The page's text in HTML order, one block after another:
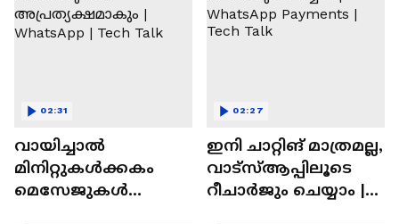
വായിച്ചാൽ
മിനിറ്റുകൾക്കകം
മെസേജുകള്‍
02:31
ഇനി ചാറ്റിങ് മാത്രമല്ല,
വാട്‌സ്‌ആപ്പിലൂടെ
റീചാർജും ചെയ്യാം |
02:27